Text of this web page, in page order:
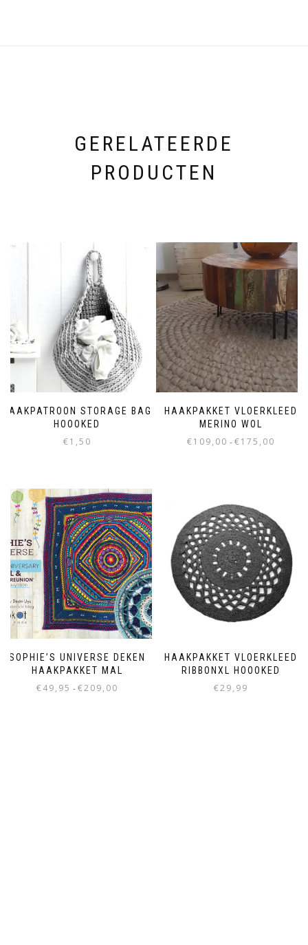
GERELATEERDE
PRODUCTEN
HAAKPATROON STORAGE BAG
HOOOKED
€1,50
HAAKPAKKET VLOERKLEED
MERINO WOL
€109,00 - €175,00
SOPHIE’S UNIVERSE DEKEN
HAAKPAKKET MAL
€49,95 - €209,00
HAAKPAKKET VLOERKLEED
RIBBONXL HOOOKED
€29,99